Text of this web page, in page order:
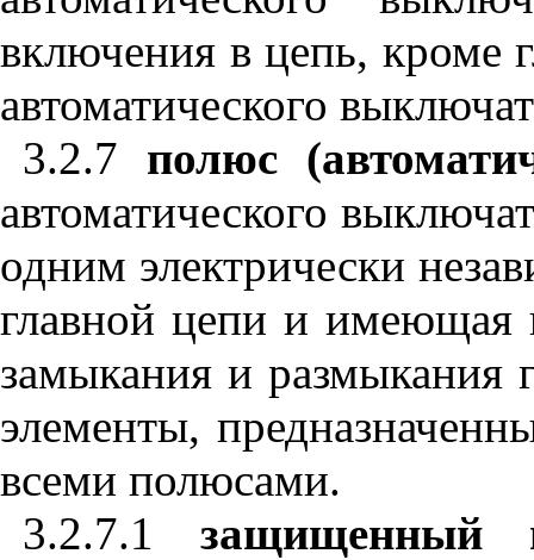
включения в цепь, кроме
автоматического
3.2.7 полюс
автоматического
одним электрически
главной цепи и имеющая
замыкания и размыкания
элементы,
всеми полюсами.
3.2.7.1защищенный